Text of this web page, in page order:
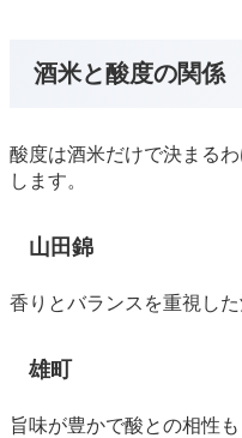
酒米と酸度の関係
酸度は酒米だけで決まる
します。
山田錦
香りとバランスを重視した
雄町
旨味が豊かで酸との相性も